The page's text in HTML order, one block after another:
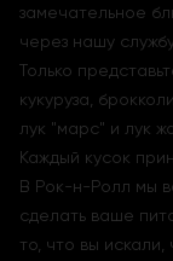
замечательное
через нашу
Только
кукуруза,
лук "марс" и лук
Каждый кусок
В Рок-н-Ролл мы
сделать ваше
то, что вы